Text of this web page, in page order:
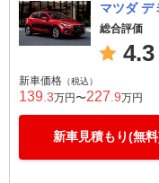
マツダ デ
総合評価
4.3
新車価格 （税込）
139 .3万円〜227 .9万円
新車見積もり(無